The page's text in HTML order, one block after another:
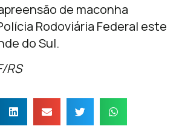
de maconha
Rodoviária Federal este
do Sul.
RS